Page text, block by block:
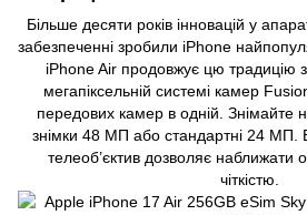
Більше десяти років інновацій у
забезпеченні зробили iPhone
iPhone Air продовжує цю традицію
мегапіксельній системі камер
передових камер в одній. Знімайте
знімки 48 МП або стандартні 24 МП.
телеоб’єктив дозволяє наближати
чіткістю.